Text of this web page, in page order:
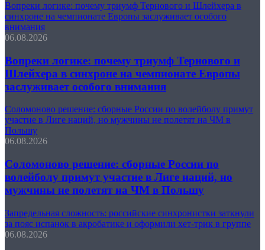
Вопреки логике: почему триумф Тернового и Шлейхера в
синхроне на чемпионате Европы заслуживает особого
внимания
06.08.2026
Вопреки логике: почему триумф Тернового и
Шлейхера в синхроне на чемпионате Европы
заслуживает особого внимания
Соломоново решение: сборные России по волейболу примут
участие в Лиге наций, но мужчины не полетят на ЧМ в
Польшу
06.08.2026
Соломоново решение: сборные России по
волейболу примут участие в Лиге наций, но
мужчины не полетят на ЧМ в Польшу
Запредельная сложность: российские синхронистки заткнули
за пояс испанок в акробатике и оформили хет-трик в группе
06.08.2026